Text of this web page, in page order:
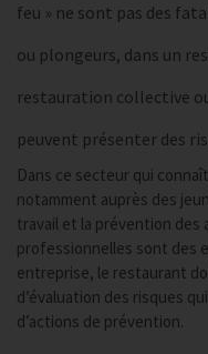
feu » ne sont pas des
ou plongeurs, dans un
restauration collective
peuvent présenter des
Dans ce secteur qui
notamment auprès des
travail et la prévention des
professionnelles sont des
entreprise, le restaurant
d’évaluation des risques
d’actions de prévention.